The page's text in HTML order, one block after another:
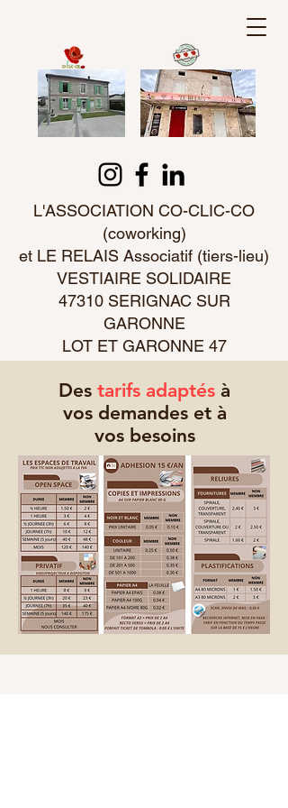
L'ASSOCIATION CO-CLIC-CO
(coworking)
et LE RELAIS Associatif (tiers-lieu)
VESTIAIRE SOLIDAIRE
47310 SERIGNAC SUR
GARONNE
LOT ET GARONNE 47
Des tarifs adaptés à
vos demandes et à
vos besoins